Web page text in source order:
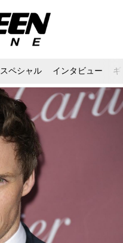
スペシャル インタビュー